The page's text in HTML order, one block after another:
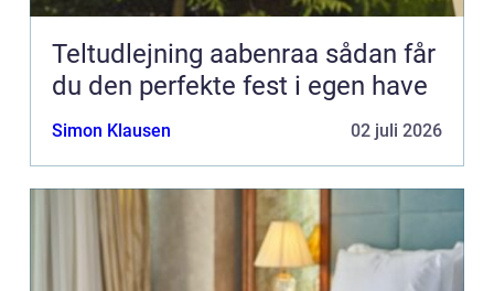
Teltudlejning aabenraa sådan får
du den perfekte fest i egen have
Simon Klausen 02 juli 2026